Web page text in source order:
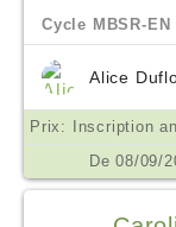
Cycle MBSR-
Alice
De 08/09/